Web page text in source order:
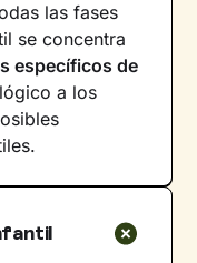
las fases
se concentra
específicos de
a los